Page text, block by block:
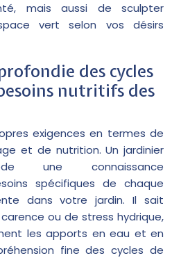
mais aussi de sculpter
vert selon vos désirs
des cycles
nutritifs des
exigences en termes de
et de nutrition. Un jardinier
une connaissance
spécifiques de chaque
dans votre jardin. Il sait
ou de stress hydrique,
les apports en eau et en
fine des cycles de